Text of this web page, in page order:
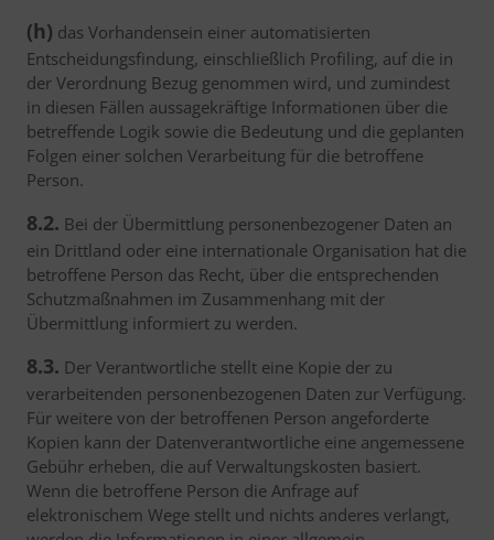
(h) das Vorhandensein einer automatisierten
Entscheidungsfindung, einschließlich Profiling, auf die in
der Verordnung Bezug genommen wird, und zumindest
in diesen Fällen aussagekräftige Informationen über die
betreffende Logik sowie die Bedeutung und die geplanten
Folgen einer solchen Verarbeitung für die betroffene
Person.
8.2. Bei der Übermittlung personenbezogener Daten an
ein Drittland oder eine internationale Organisation hat die
betroffene Person das Recht, über die entsprechenden
Schutzmaßnahmen im Zusammenhang mit der
Übermittlung informiert zu werden.
8.3. Der Verantwortliche stellt eine Kopie der zu
verarbeitenden personenbezogenen Daten zur Verfügung.
Für weitere von der betroffenen Person angeforderte
Kopien kann der Datenverantwortliche eine angemessene
Gebühr erheben, die auf Verwaltungskosten basiert.
Wenn die betroffene Person die Anfrage auf
elektronischem Wege stellt und nichts anderes verlangt,